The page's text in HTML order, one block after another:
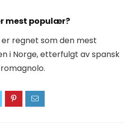
mest populær?
regnet som den mest
i Norge, etterfulgt av spansk